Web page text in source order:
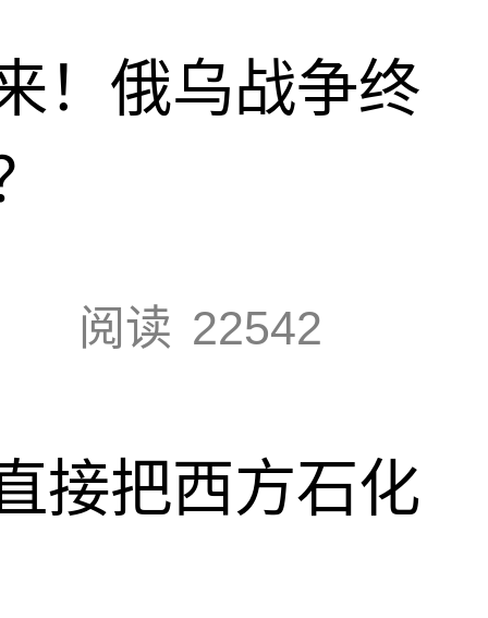
！俄乌战争终
阅读 22542
接把西方石化